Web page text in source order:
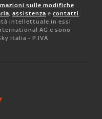
sulle modifiche
, assistenza e contatti
intellettuale in essi
AG e sono
Italia - P.IVA